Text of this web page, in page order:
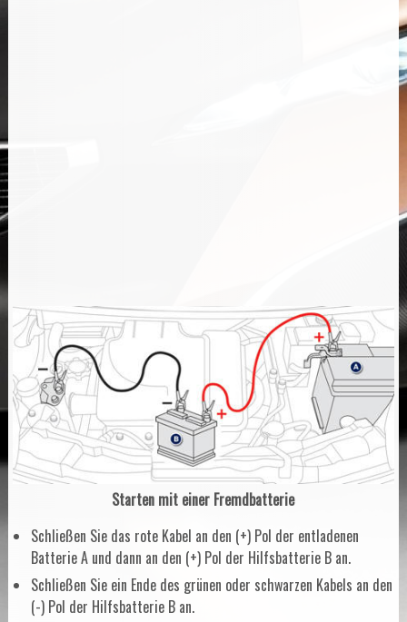
Starten mit einer Fremdbatterie
Schließen Sie das rote Kabel an den (+) Pol der entladenen
Batterie A und dann an den (+) Pol der Hilfsbatterie B an.
Schließen Sie ein Ende des grünen oder schwarzen Kabels an den
(-) Pol der Hilfsbatterie B an.